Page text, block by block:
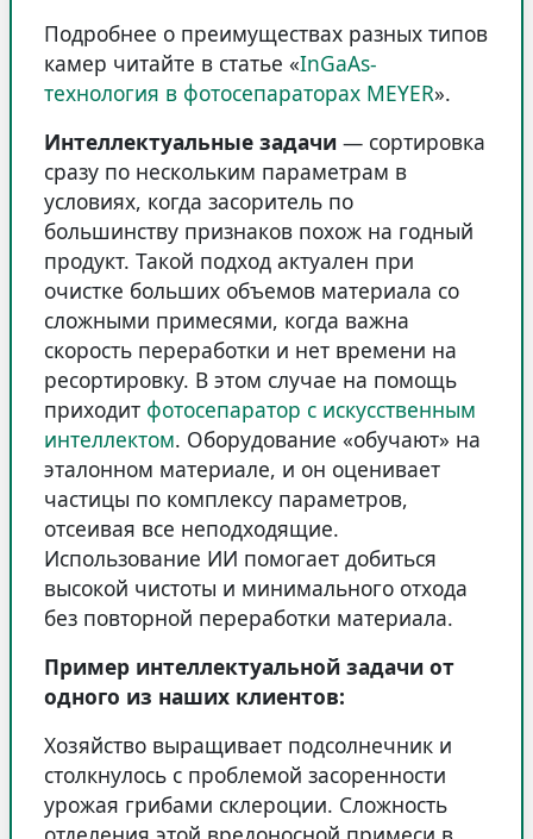
Подробнее о преимуществах разных типов
камер читайте в статье «InGaAs-
технология в фотосепараторах MEYER».
Интеллектуальные задачи — сортировка
сразу по нескольким параметрам в
условиях, когда засоритель по
большинству признаков похож на годный
продукт. Такой подход актуален при
очистке больших объемов материала со
сложными примесями, когда важна
скорость переработки и нет времени на
ресортировку. В этом случае на помощь
приходит фотосепаратор с искусственным
интеллектом. Оборудование «обучают» на
эталонном материале, и он оценивает
частицы по комплексу параметров,
отсеивая все неподходящие.
Использование ИИ помогает добиться
высокой чистоты и минимального отхода
без повторной переработки материала.
Пример интеллектуальной задачи от
одного из наших клиентов:
Хозяйство выращивает подсолнечник и
столкнулось с проблемой засоренности
урожая грибами склероции. Сложность